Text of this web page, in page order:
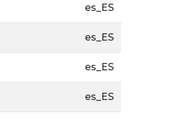
es_ES
es_ES
es_ES
es_ES